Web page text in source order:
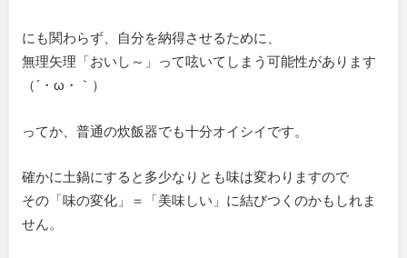
にも関わらず、自分を納得させるために、
無理矢理「おいし～」って呟いてしまう可能性があります
（´・ω・｀）
ってか、普通の炊飯器でも十分オイシイです。
確かに土鍋にすると多少なりとも味は変わりますので
その「味の変化」＝「美味しい」に結びつくのかもしれま
せん。